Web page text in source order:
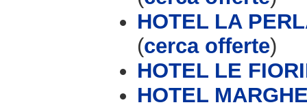
HOTEL LA
(cerca offerte)
HOTEL LE
HOTEL